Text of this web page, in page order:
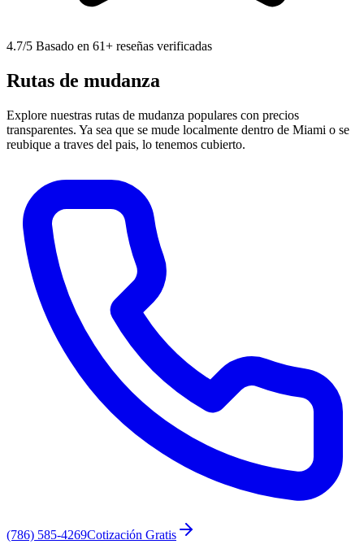
4.7/5 Basado en 61+ reseñas verificadas
Rutas de mudanza
Explore nuestras rutas de mudanza populares con precios
transparentes. Ya sea que se mude localmente dentro de Miami o se
reubique a traves del pais, lo tenemos cubierto.
(786) 585-4269Cotización Gratis